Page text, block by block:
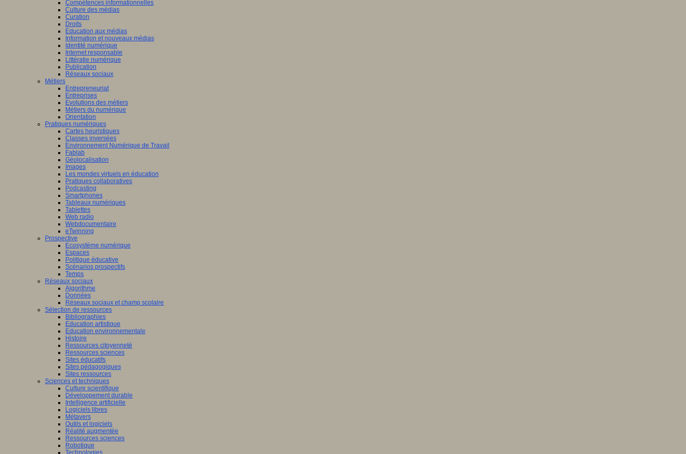
Compétences informationnelles
Culture des médias
Curation
Droits
Education aux médias
Information et nouveaux médias
Identité numérique
Internet responsable
Littératie numérique
Publication
Réseaux sociaux
Métiers
Entrepreneuriat
Entreprises
Evolutions des métiers
Métiers du numérique
Orientation
Pratiques numériques
Cartes heuristiques
Classes inversées
Environnement Numérique de Travail
Fablab
Géolocalisation
Images
Les mondes virtuels en éducation
Pratiques collaboratives
Podcasting
Smartphones
Tableaux numériques
Tablettes
Web radio
Webdocumentaire
eTwinning
Prospective
Ecosystème numérique
Espaces
Politique éducative
Scénarios prospectifs
Temps
Réseaux sociaux
Algorithme
Données
Réseaux sociaux et champ scolaire
Sélection de ressources
Bibliographies
Education artistique
Education environnementale
Histoire
Ressources citoyenneté
Ressources sciences
Sites éducatifs
Sites pédagogiques
Sites ressources
Sciences et techniques
Culture scientifique
Développement durable
Intelligence artificielle
Logiciels libres
Métavers
Outils et logiciels
Réalité augmentée
Ressources sciences
Robotique
Technologies